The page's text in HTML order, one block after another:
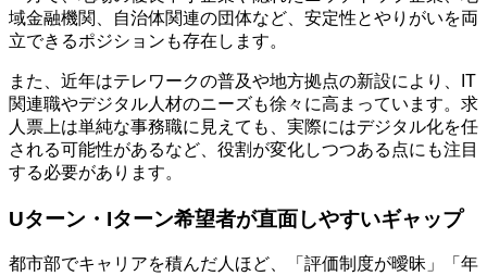
域金融機関、自治体関連の団体など、安定性とやりがいを両
立できるポジションも存在します。
また、近年はテレワークの普及や地方拠点の新設により、IT
関連職やデジタル人材のニーズも徐々に高まっています。求
人票上は単純な事務職に見えても、実際にはデジタル化を任
される可能性があるなど、役割が変化しつつある点にも注目
する必要があります。
Uターン・Iターン希望者が直面しやすいギャップ
都市部でキャリアを積んだ人ほど、「評価制度が曖昧」「年